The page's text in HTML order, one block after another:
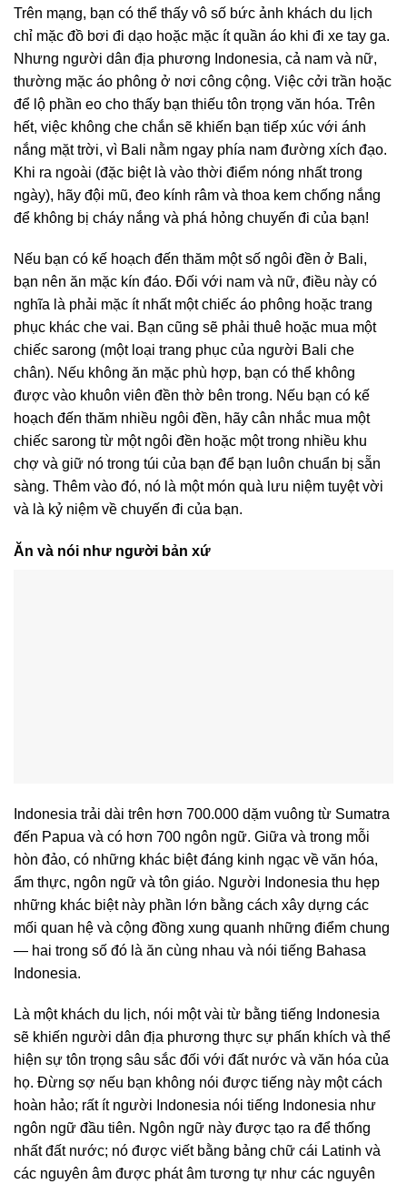
Trên mạng, bạn có thể thấy vô số bức ảnh khách du lịch
chỉ mặc đồ bơi đi dạo hoặc mặc ít quần áo khi đi xe tay ga.
Nhưng người dân địa phương Indonesia, cả nam và nữ,
thường mặc áo phông ở nơi công cộng. Việc cởi trần hoặc
để lộ phần eo cho thấy bạn thiếu tôn trọng văn hóa. Trên
hết, việc không che chắn sẽ khiến bạn tiếp xúc với ánh
nắng mặt trời, vì Bali nằm ngay phía nam đường xích đạo.
Khi ra ngoài (đặc biệt là vào thời điểm nóng nhất trong
ngày), hãy đội mũ, đeo kính râm và thoa kem chống nắng
để không bị cháy nắng và phá hỏng chuyến đi của bạn!
Nếu bạn có kế hoạch đến thăm một số ngôi đền ở Bali,
bạn nên ăn mặc kín đáo. Đối với nam và nữ, điều này có
nghĩa là phải mặc ít nhất một chiếc áo phông hoặc trang
phục khác che vai. Bạn cũng sẽ phải thuê hoặc mua một
chiếc sarong (một loại trang phục của người Bali che
chân). Nếu không ăn mặc phù hợp, bạn có thể không
được vào khuôn viên đền thờ bên trong. Nếu bạn có kế
hoạch đến thăm nhiều ngôi đền, hãy cân nhắc mua một
chiếc sarong từ một ngôi đền hoặc một trong nhiều khu
chợ và giữ nó trong túi của bạn để bạn luôn chuẩn bị sẵn
sàng. Thêm vào đó, nó là một món quà lưu niệm tuyệt vời
và là kỷ niệm về chuyến đi của bạn.
Ăn và nói như người bản xứ
Indonesia trải dài trên hơn 700.000 dặm vuông từ Sumatra
đến Papua và có hơn 700 ngôn ngữ. Giữa và trong mỗi
hòn đảo, có những khác biệt đáng kinh ngạc về văn hóa,
ẩm thực, ngôn ngữ và tôn giáo. Người Indonesia thu hẹp
những khác biệt này phần lớn bằng cách xây dựng các
mối quan hệ và cộng đồng xung quanh những điểm chung
— hai trong số đó là ăn cùng nhau và nói tiếng Bahasa
Indonesia.
Là một khách du lịch, nói một vài từ bằng tiếng Indonesia
sẽ khiến người dân địa phương thực sự phấn khích và thể
hiện sự tôn trọng sâu sắc đối với đất nước và văn hóa của
họ. Đừng sợ nếu bạn không nói được tiếng này một cách
hoàn hảo; rất ít người Indonesia nói tiếng Indonesia như
ngôn ngữ đầu tiên. Ngôn ngữ này được tạo ra để thống
nhất đất nước; nó được viết bằng bảng chữ cái Latinh và
các nguyên âm được phát âm tương tự như các nguyên